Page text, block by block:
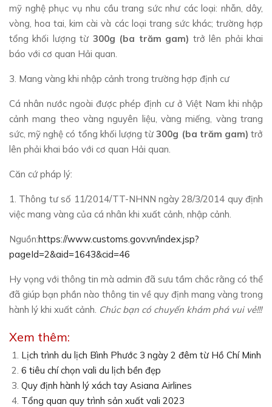
mỹ nghệ phục vụ nhu cầu trang sức như các loại: nhẫn, dây,
vòng, hoa tai, kim cài và các loại trang sức khác; trường hợp
tổng khối lượng từ 300g (ba trăm gam) trở lên phải khai
báo với cơ quan Hải quan.
3. Mang vàng khi nhập cảnh trong trường hợp định cư
Cá nhân nước ngoài được phép định cư ở Việt Nam khi nhập
cảnh mang theo vàng nguyên liệu, vàng miếng, vàng trang
sức, mỹ nghệ có tổng khối lượng từ300g (ba trăm gam) trở
lên phải khai báo với cơ quan Hải quan.
Căn cứ pháp lý:
1. Thông tư số 11/2014/TT-NHNN ngày 28/3/2014 quy định
việc mang vàng của cá nhân khi xuất cảnh, nhập cảnh.
Nguồn:https://www.customs.gov.vn/index.jsp?
pageId=2&aid=1643&cid=46
Hy vọng với thông tin mà admin đã sưu tầm chắc rằng có thể
đã giúp bạn phần nào thông tin về quy định mang vàng trong
hành lý khi xuất cảnh. Chúc bạn có chuyến khám phá vui vẻ!!!
Xem thêm:
Lịch trình du lịch Bình Phước 3 ngày 2 đêm từ Hồ Chí Minh
6 tiêu chí chọn vali du lịch bền đẹp
Quy định hành lý xách tay Asiana Airlines
Tổng quan quy trình sản xuất vali 2023